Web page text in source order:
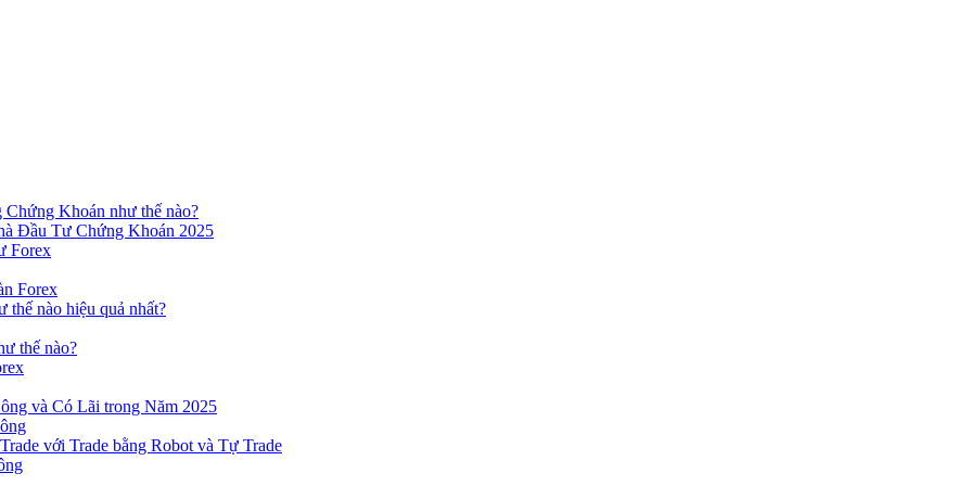
Khoán như thế nào?
Đầu Tư Chứng Khoán 2025
Forex
Forex
nào hiệu quả nhất?
thế nào?
và Có Lãi trong Năm 2025
với Trade bằng Robot và Tự Trade